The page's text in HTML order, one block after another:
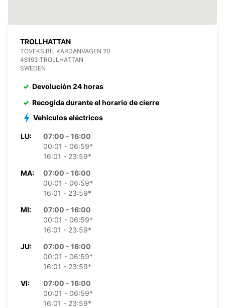
TROLLHATTAN
TOVEKS BIL KARDANVAGEN 20
46193 TROLLHATTAN
SWEDEN
Devolución 24 horas
Recogida durante el horario de cierre
Vehículos eléctricos
LU:
07:00 - 16:00
00:01 - 06:59*
16:01 - 23:59*
MA:
07:00 - 16:00
00:01 - 06:59*
16:01 - 23:59*
MI:
07:00 - 16:00
00:01 - 06:59*
16:01 - 23:59*
JU:
07:00 - 16:00
00:01 - 06:59*
16:01 - 23:59*
VI:
07:00 - 16:00
00:01 - 06:59*
16:01 - 23:59*